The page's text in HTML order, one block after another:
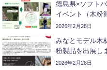
徳島県×ソフト
イベント（木粉
2026年2月28日
みなとモデル木
粉製品を出展し
2026年2月28日